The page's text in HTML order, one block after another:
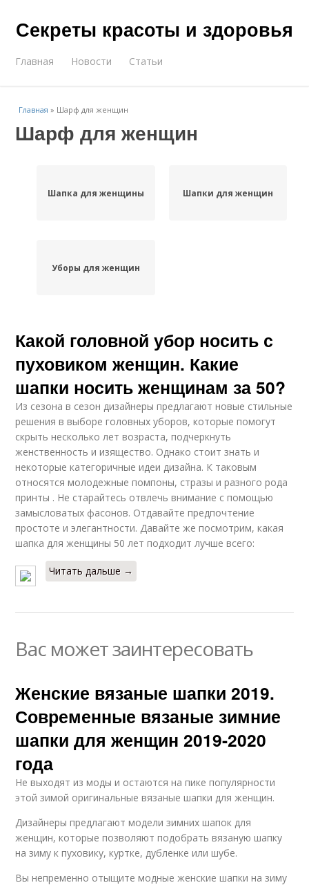
Секреты красоты и здоровья
Главная Новости Статьи
Главная » Шарф для женщин
Шарф для женщин
Шапка для женщины Шапки для женщин
Уборы для женщин
Какой головной убор носить с
пуховиком женщин. Какие
шапки носить женщинам за 50?
Из сезона в сезон дизайнеры предлагают новые стильные
решения в выборе головных уборов, которые помогут
скрыть несколько лет возраста, подчеркнуть
женственность и изящество. Однако стоит знать и
некоторые категоричные идеи дизайна. К таковым
относятся молодежные помпоны, стразы и разного рода
принты . Не старайтесь отвлечь внимание с помощью
замысловатых фасонов. Отдавайте предпочтение
простоте и элегантности. Давайте же посмотрим, какая
шапка для женщины 50 лет подходит лучше всего:
Читать дальше →
Вас может заинтересовать
Женские вязаные шапки 2019.
Современные вязаные зимние
шапки для женщин 2019-2020
года
Не выходят из моды и остаются на пике популярности
этой зимой оригинальные вязаные шапки для женщин.
Дизайнеры предлагают модели зимних шапок для
женщин, которые позволяют подобрать вязаную шапку
на зиму к пуховику, куртке, дубленке или шубе.
Вы непременно отыщите модные женские шапки на зиму